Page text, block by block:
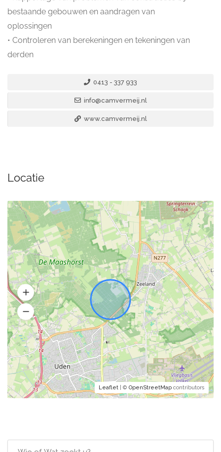
bestaande gebouwen en aandragen van
oplossingen
• Controleren van berekeningen en tekeningen van
derden
0413 - 337 933
info@camvermeij.nl
www.camvermeij.nl
Locatie
Leaflet | © OpenStreetMap contributors